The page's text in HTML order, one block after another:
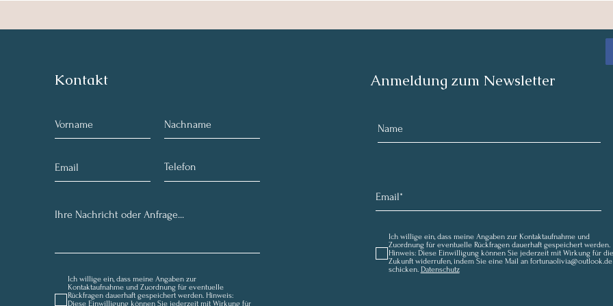
Kontakt
Ich willige ein, dass meine Angaben zur
Kontaktaufnahme und Zuordnung für eventuelle
Rückfragen dauerhaft gespeichert werden. Hinweis:
Diese Einwilligung können Sie jederzeit mit Wirkung für
Anmeldung zum Newsletter
Ich willige ein, dass meine Angaben zur Kontaktaufnahme und
Zuordnung für eventuelle Rückfragen dauerhaft gespeichert werden.
Hinweis: Diese Einwilligung können Sie jederzeit mit Wirkung für die
Zukunft widerrufen, indem Sie eine Mail an fortunaolivia@outlook.de
schicken. Datenschutz